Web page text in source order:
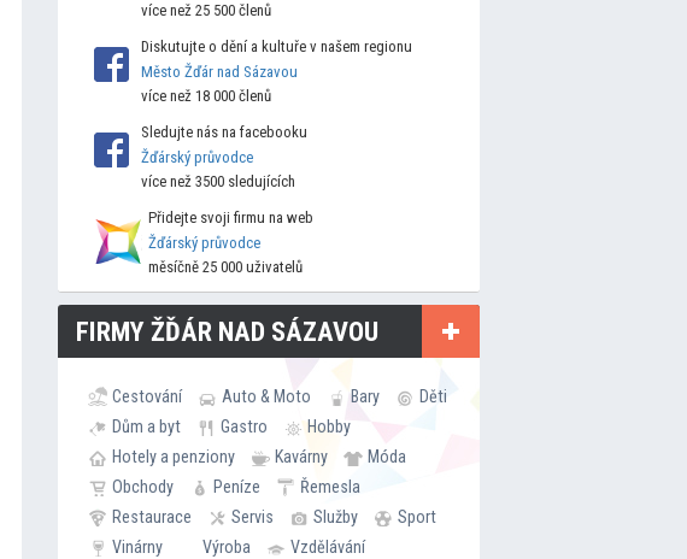
více než 25 500 členů
Diskutujte o dění a kultuře v našem regionu
Město Žďár nad Sázavou
více než 18 000 členů
Sledujte nás na facebooku
Žďárský průvodce
více než 3500 sledujících
Přidejte svoji firmu na web
Žďárský průvodce
měsíčně 25 000 uživatelů
FIRMY ŽĎÁR NAD SÁZAVOU
Cestování Auto & Moto Bary
Děti
Dům a byt
Gastro
Hobby
Hotely a penziony
Kavárny
Móda
Obchody
Peníze
Řemesla
Restaurace
Servis Služby
Sport
Vinárny
Výroba
Vzdělávání